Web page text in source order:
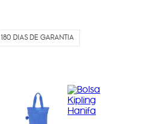
180 DIAS DE GARANTIA